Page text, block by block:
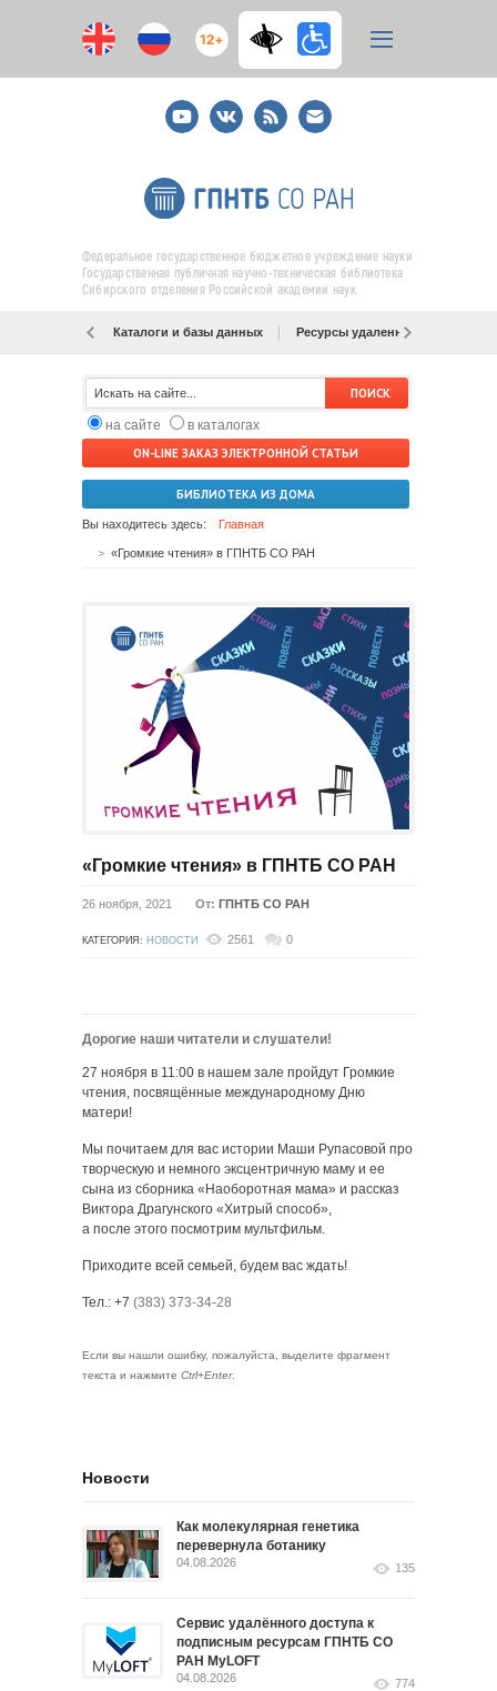
12+
YoutubeВКонтакте
RSS
E-
mail
подписка
Федеральное государственное бюджетное учреждение науки
Государственная публичная научно-техническая библиотека
Сибирского отделения Российской академии наук
Каталоги и базы данных Ресурсы удаленного доступа
на сайте
в каталогах
ON-LINE ЗАКАЗ ЭЛЕКТРОННОЙ СТАТЬИ
БИБЛИОТЕКА ИЗ ДОМА
Вы находитесь здесь: Главная
«Громкие чтения» в ГПНТБ СО РАН
«Громкие чтения» в ГПНТБ СО РАН
26 ноября, 2021 От: ГПНТБ СО РАН
КАТЕГОРИЯ: НОВОСТИ 2561 0
Дорогие наши читатели и слушатели!
27 ноября в 11:00 в нашем зале пройдут Громкие
чтения, посвящённые международному Дню
матери!
Мы почитаем для вас истории Маши Рупасовой про
творческую и немного эксцентричную маму и ее
сына из сборника «Наоборотная мама» и рассказ
Виктора Драгунского «Хитрый способ»,
а после этого посмотрим мультфильм.
Приходите всей семьей, будем вас ждать!
Тел.: +7 (383) 373-34-28
Если вы нашли ошибку, пожалуйста, выделите фрагмент
текста и нажмите Ctrl+Enter.
Новости
Как молекулярная генетика
перевернула ботанику
04.08.2026 135
Сервис удалённого доступа к
подписным ресурсам ГПНТБ СО
РАН MyLOFT
04.08.2026 774